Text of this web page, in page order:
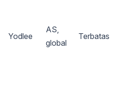
Yodlee
AS,
global
Terbatas